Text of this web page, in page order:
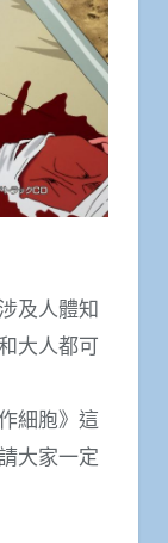
及人體知
大人都可
細胞》這
大家一定